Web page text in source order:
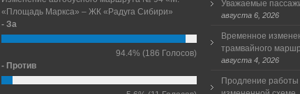
«Площадь Маркса» – ЖК «Радуга Сибири»
- За
94.4% (186 Голосов)
- Против
Уважаемые
августа 6, 2026
Временное
трамвайного
августа 4, 2026
Продление